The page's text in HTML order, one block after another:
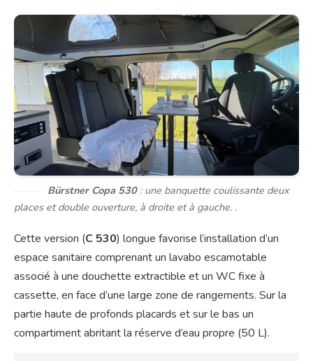
Bürstner Copa 530: une banquette coulissante deux
places et double ouverture, à droite et à gauche. .
Cette version (C 530) longue favorise l’installation d’un
espace sanitaire comprenant un lavabo escamotable
associé à une douchette extractible et un WC fixe à
cassette, en face d’une large zone de rangements. Sur la
partie haute de profonds placards et sur le bas un
compartiment abritant la réserve d’eau propre (50 L).